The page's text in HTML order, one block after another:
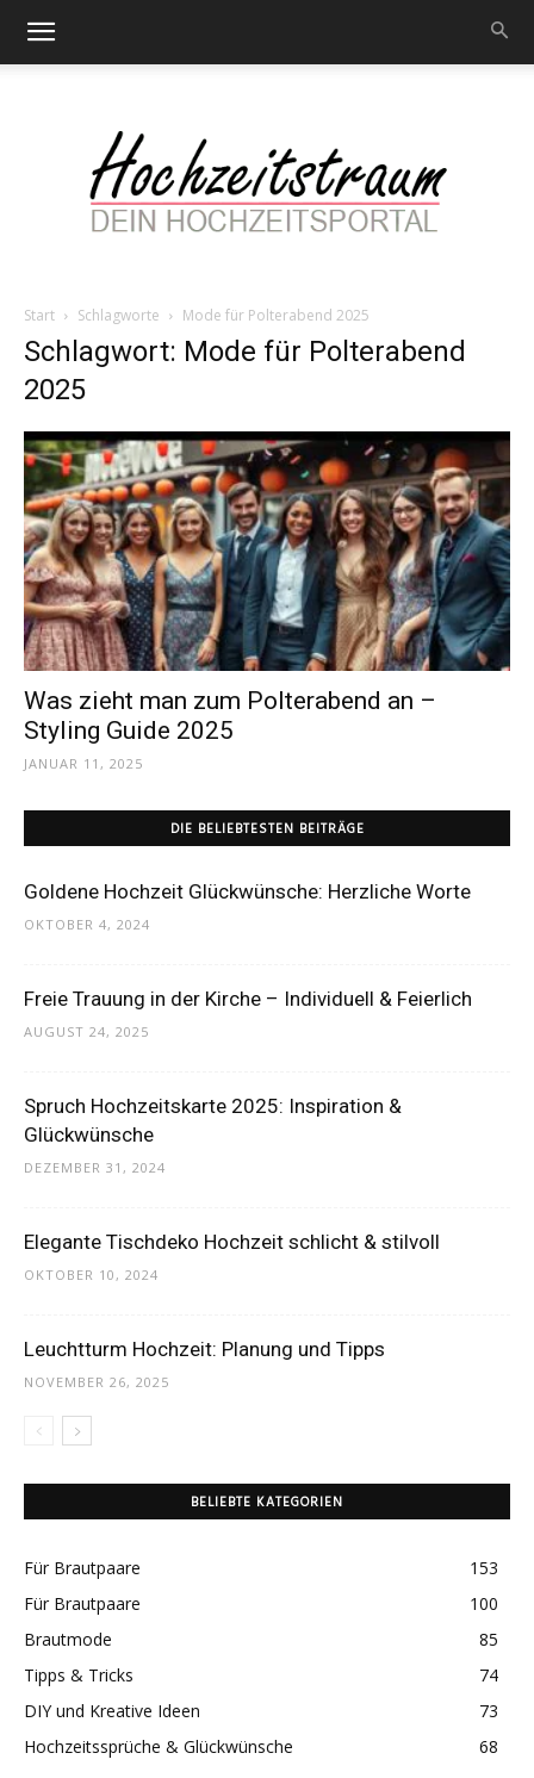
Hochzeitstraum
–
Dein
Portal
Start Schlagworte Mode für Polterabend 2025
Schlagwort: Mode für Polterabend
2025
Was zieht man zum Polterabend an –
Styling Guide 2025
JANUAR 11, 2025
DIE BELIEBTESTEN BEITRÄGE
Goldene Hochzeit Glückwünsche: Herzliche Worte
OKTOBER 4, 2024
Freie Trauung in der Kirche – Individuell & Feierlich
AUGUST 24, 2025
Spruch Hochzeitskarte 2025: Inspiration &
Glückwünsche
DEZEMBER 31, 2024
Elegante Tischdeko Hochzeit schlicht & stilvoll
OKTOBER 10, 2024
Leuchtturm Hochzeit: Planung und Tipps
NOVEMBER 26, 2025
BELIEBTE KATEGORIEN
Für Brautpaare
153
Für Brautpaare
100
Brautmode
85
Tipps & Tricks
74
DIY und Kreative Ideen
73
Hochzeitssprüche & Glückwünsche
68